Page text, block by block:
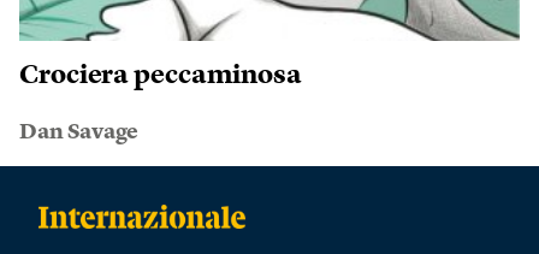
Crociera peccaminosa
Dan Savage